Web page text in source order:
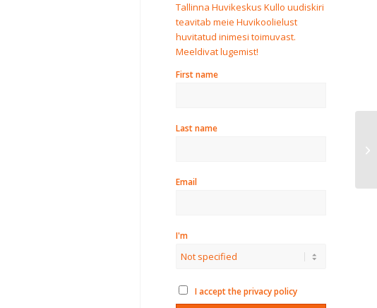
Tallinna Huvikeskus Kullo uudiskiri
teavitab meie Huvikoolielust
huvitatud inimesi toimuvast.
Meeldivat lugemist!
First name
Last name
Email
I'm
I accept the privacy policy